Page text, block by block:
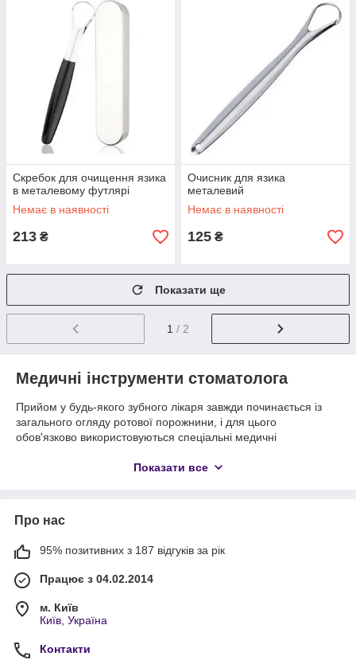
Скребок для очищення язика
в металевому футлярі
Немає в наявності
213 ₴
Очисник для язика
металевий
Немає в наявності
125 ₴
Показати ще
1 / 2
Медичні інструменти стоматолога
Прийом у будь-якого зубного лікаря завжди починається із
загального огляду ротової порожнини, і для цього
обов'язково використовуються спеціальні медичні
повинен бути у кожного лікаря, лікуючого зуби пацієнтів.
прагнете самостійно як можна ефективніше доглядати за
ротовою порожниною? Тоді вам допоможе дана категорія
товарів в інтернет-магазині Острів скарбів – тут ви зможете
придбати необхідний інструментарій для своїх цілей або в
подарунок близьким людям за доступною ціною.
У розділі ви знайдете наступні типи стоматологічних
1. Пристосування для чищення міжзубного простору і мови
Показати все
Про нас
95% позитивних з 187 відгуків за рік
Працює з 04.02.2014
м. Київ
Київ, Україна
Контакти